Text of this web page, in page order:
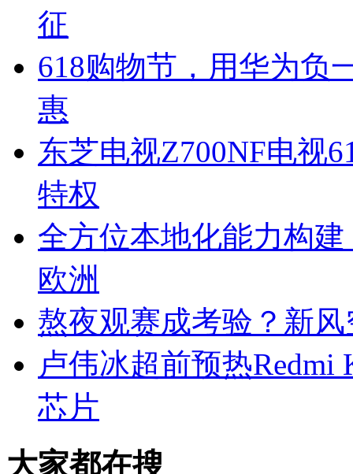
征
618购物节，用华为负
惠
东芝电视Z700NF电视
特权
全方位本地化能力构
欧洲
熬夜观赛成考验？新
卢伟冰超前预热Redmi
芯片
大家都在搜